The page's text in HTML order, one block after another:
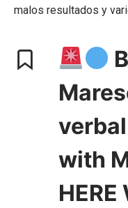
malos resultados y
with
HERE